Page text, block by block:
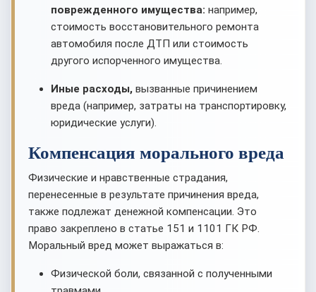
поврежденного имущества: например,
стоимость восстановительного ремонта
автомобиля после ДТП или стоимость
другого испорченного имущества.
Иные расходы, вызванные причинением
вреда (например, затраты на транспортировку,
юридические услуги).
Компенсация морального вреда
Физические и нравственные страдания,
перенесенные в результате причинения вреда,
также подлежат денежной компенсации. Это
право закреплено в статье 151 и 1101 ГК РФ.
Моральный вред может выражаться в:
Физической боли, связанной с полученными